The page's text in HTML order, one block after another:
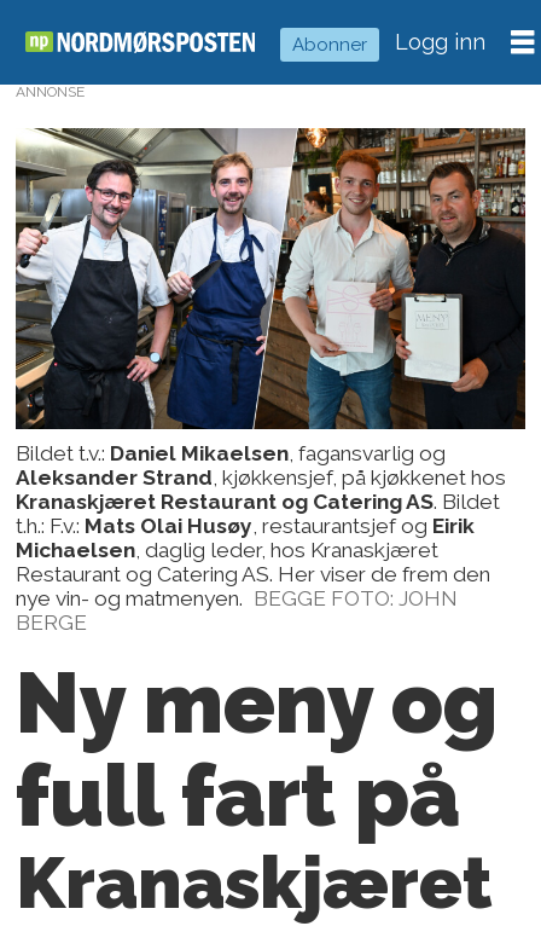
Abonner Logg inn
ANNONSE
Bildet t.v.: Daniel Mikaelsen, fagansvarlig og
Aleksander Strand, kjøkkensjef, på kjøkkenet hos
Kranaskjæret Restaurant og Catering AS. Bildet
t.h.: F.v.: Mats Olai Husøy, restaurantsjef og Eirik
Michaelsen, daglig leder, hos Kranaskjæret
Restaurant og Catering AS. Her viser de frem den
nye vin- og matmenyen. BEGGE FOTO: JOHN
BERGE
Ny meny og
full fart på
Kranaskjæret